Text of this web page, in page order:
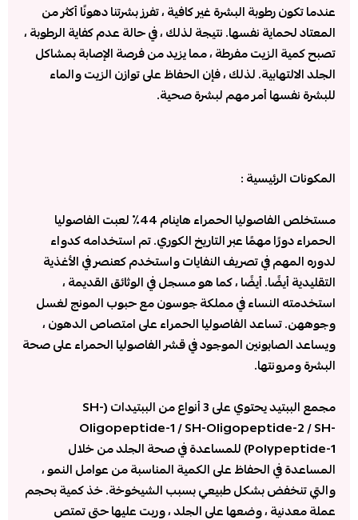
عندما تكون رطوبة البشرة غير كافية ، تفرز بشرتنا دهونًا أكثر من
المعتاد لحماية نفسها. نتيجة لذلك ، في حالة عدم كفاية الرطوبة ،
تصبح كمية الزيت مفرطة ، مما يزيد من فرصة الإصابة بمشاكل
الجلد الالتهابية. لذلك ، فإن الحفاظ على توازن الزيت والماء
للبشرة نفسها أمر مهم لبشرة صحية.
المكونات الرئيسية :
مستخلص الفاصوليا الحمراء هاينام 44٪ لعبت الفاصوليا
الحمراء دورًا مهمًا عبر التاريخ الكوري. تم استخدامه كدواء
لدوره المهم في تصريف النفايات واستخدم كعنصر في الأغذية
التقليدية أيضًا. أيضًا ، كما هو مسجل في الوثائق القديمة ،
استخدمته النساء في مملكة جوسون مع حبوب المونج لغسل
وجوههن. تساعد الفاصوليا الحمراء على امتصاص الدهون ،
ويساعد الصابونين الموجود في قشر الفاصوليا الحمراء على صحة
البشرة ومرونتها.
مجمع الببتيد يحتوي على 3 أنواع من الببتيدات (SH-
Oligopeptide-1 / SH-Oligopeptide-2 / SH-
Polypeptide-1) للمساعدة في صحة الجلد من خلال
المساعدة في الحفاظ على الكمية المناسبة من عوامل النمو ،
والتي تنخفض بشكل طبيعي بسبب الشيخوخة. خذ كمية بحجم
عملة معدنية ، وضعها على الجلد ، وربت عليها حتى تمتص